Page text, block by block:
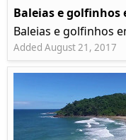
Baleias e golfinhos
Baleias e golfinhos
Added August 21, 2017